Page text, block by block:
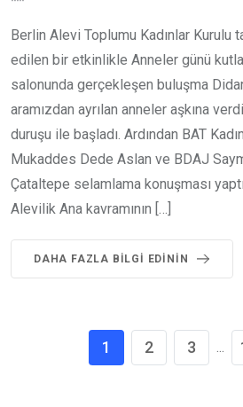
Berlin Alevi Toplumu Kadınlar Kurulu
edilen bir etkinlikle Anneler günü
salonunda gerçekleşen buluşma
aramızdan ayrılan anneler aşkına
duruşu ile başladı. Ardından BAT
Mukaddes Dede Aslan ve BDAJ
Çataltepe selamlama konuşması
Alevilik Ana kavramının […]
DAHA FAZLA BILGI EDININ
1 2 3 ...